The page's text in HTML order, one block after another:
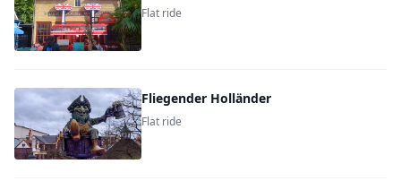
Flat ride
Fliegender Holländer
Flat ride